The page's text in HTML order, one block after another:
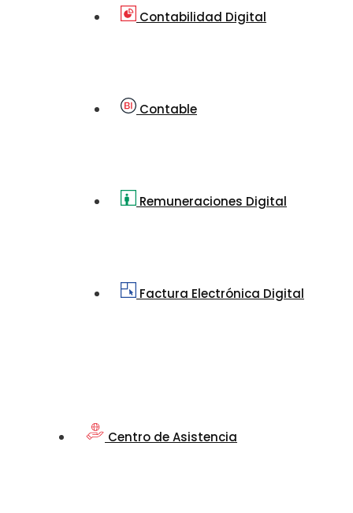
Contabilidad Digital
Contable
Remuneraciones Digital
Factura Electrónica Digital
Centro de Asistencia